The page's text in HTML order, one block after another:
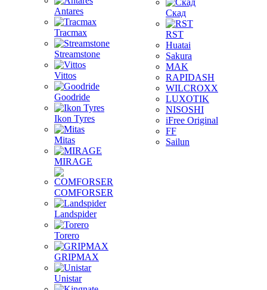
Antares
Tracmax
Streamstone
Vittos
Goodride
Ikon Tyres
Mitas
MIRAGE
COMFORSER
Landspider
Torero
GRIPMAX
Unistar
Скад
RST
Huatai
Sakura
MAK
RAPIDASH
WILCROXX
LUXOTIK
NISOSHI
iFree Original
FF
Sailun